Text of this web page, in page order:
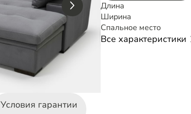
Длина
Ширина
Спальное место
Все характеристики
Условия гарантии